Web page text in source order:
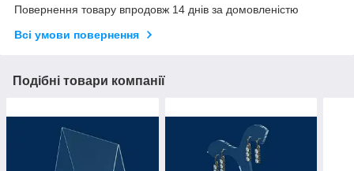
Повернення товару впродовж 14 днів за домовленістю
Всі умови повернення
Подібні товари компанії